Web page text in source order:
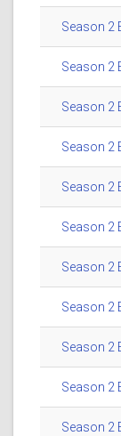
Season 2
Season 2
Season 2
Season 2
Season 2
Season 2
Season 2
Season 2
Season 2
Season 2
Season 2